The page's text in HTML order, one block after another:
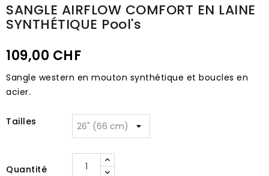
SANGLE AIRFLOW COMFORT EN LAINE
SYNTHÉTIQUE Pool's
109,00 CHF
Sangle western en mouton synthétique et boucles en
acier.
Tailles
Quantité